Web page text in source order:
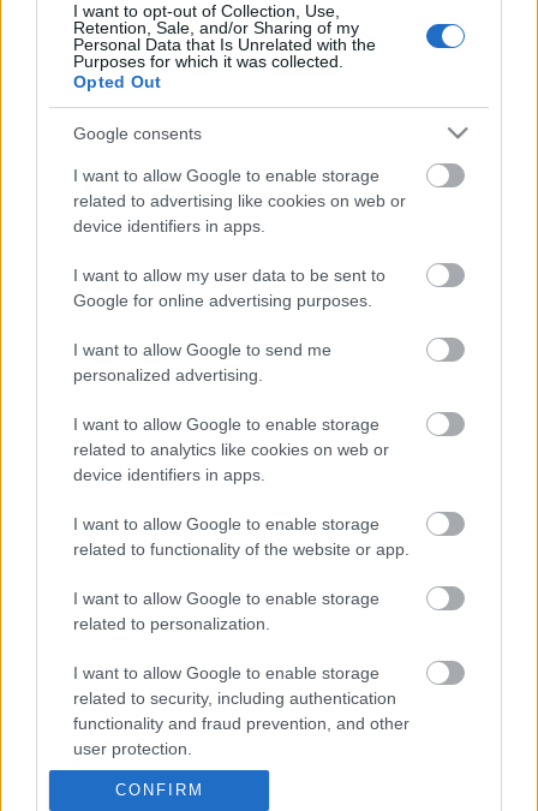
I want to opt-out of Collection, Use,
Retention, Sale, and/or Sharing of my
Personal Data that Is Unrelated with the
Purposes for which it was collected.
Opted Out
Google consents
I want to allow Google to enable storage
related to advertising like cookies on web or
device identifiers in apps.
I want to allow my user data to be sent to
Google for online advertising purposes.
I want to allow Google to send me
personalized advertising.
I want to allow Google to enable storage
related to analytics like cookies on web or
device identifiers in apps.
I want to allow Google to enable storage
related to functionality of the website or app.
I want to allow Google to enable storage
related to personalization.
I want to allow Google to enable storage
related to security, including authentication
functionality and fraud prevention, and other
user protection.
CONFIRM